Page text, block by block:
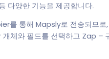
다양한 기능을 제공합니다.
를 통해 Mapsly로 전송되므
체와 필드를 선택하고 Zap –